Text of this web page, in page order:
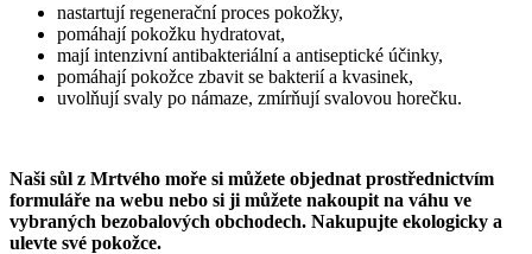
nastartují regenerační proces pokožky,
pomáhají pokožku hydratovat,
mají intenzivní antibakteriální a antiseptické účinky,
pomáhají pokožce zbavit se bakterií a kvasinek,
uvolňují svaly po námaze, zmírňují svalovou horečku.
Naši sůl z Mrtvého moře si můžete objednat prostřednictvím
formuláře na webu nebo si ji můžete nakoupit na váhu ve
vybraných bezobalových obchodech. Nakupujte ekologicky a
ulevte své pokožce.